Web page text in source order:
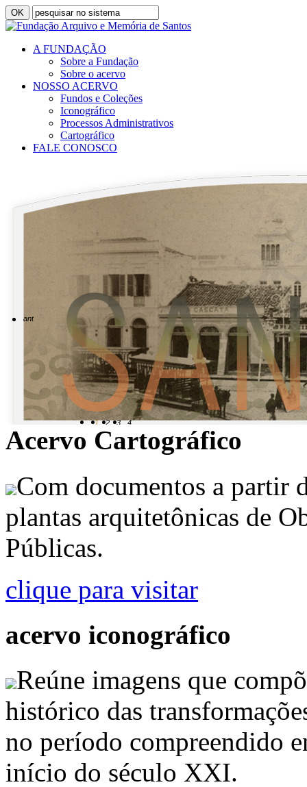
A FUNDAÇÃO
Sobre a Fundação
Sobre o acervo
NOSSO ACERVO
Fundos e Coleções
Iconográfico
Processos Administrativos
Cartográfico
FALE CONOSCO
1 2 3 4
anterior
Acervo Cartográfico
Com documentos a partir
plantas arquitetônicas de
Públicas.
clique para visitar
acervo iconográfico
Reúne imagens que
histórico das
no período compreendido
início do século XXI.